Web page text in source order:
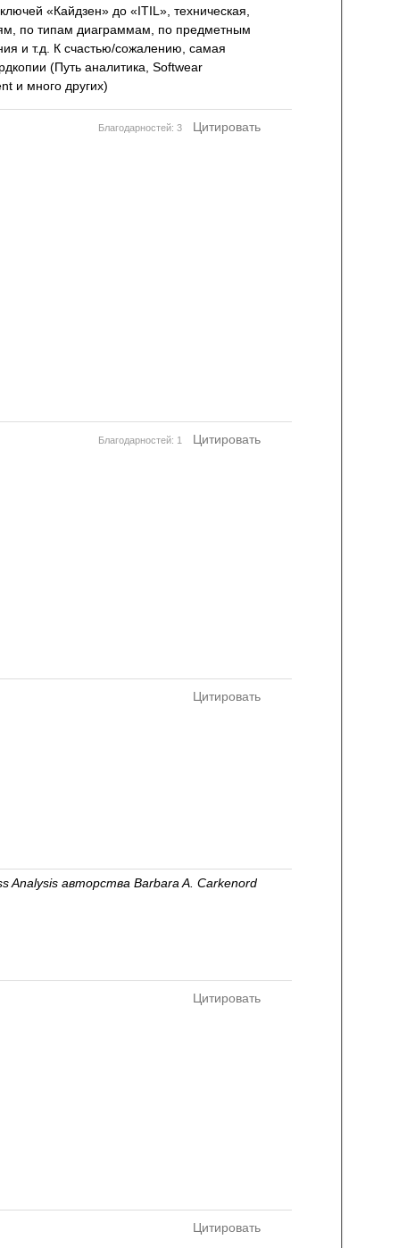
«Кайдзен» до «ITIL», техническая,
по типам диаграммам, по предметным
и т.д. К счастью/сожалению, самая
(Путь аналитика, Softwear
и много других)
Благодарностей: 3
Цитировать
Благодарностей: 1
Цитировать
Цитировать
Analysis авторства Barbara A. Carkenord
Цитировать
Цитировать